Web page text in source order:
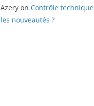
Azery on Contrôle
les nouveautés ?